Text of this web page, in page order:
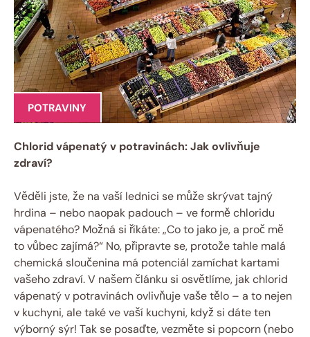
POTRAVINY
Chlorid vápenatý v potravinách: Jak ovlivňuje
zdraví?
Věděli jste, že na vaší lednici se může skrývat tajný
hrdina – nebo naopak padouch – ve formě chloridu
vápenatého? Možná si říkáte: „Co to jako je, a proč mě
to vůbec zajímá?“ No, připravte se, protože tahle malá
chemická sloučenina má potenciál zamíchat kartami
vašeho zdraví. V našem článku si osvětlíme, jak chlorid
vápenatý v potravinách ovlivňuje vaše tělo – a to nejen
v kuchyni, ale také ve vaší kuchyni, když si dáte ten
výborný sýr! Tak se posaďte, vezměte si popcorn (nebo